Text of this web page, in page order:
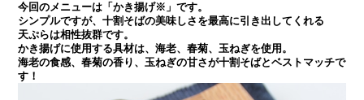
今回のメニューは「かき揚げ※」です。
シンプルですが、十割そばの美味しさを最高に引き出してくれる
天ぷらは相性抜群です。
かき揚げに使用する具材は、海老、春菊、玉ねぎを使用。
海老の食感、春菊の香り、玉ねぎの甘さが十割そばとベストマッチで
す！